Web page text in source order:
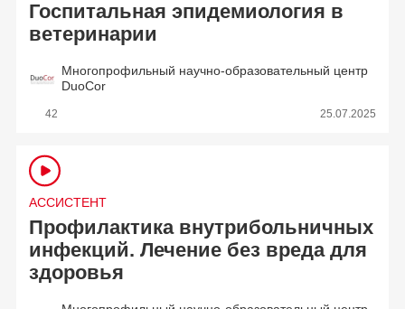
Госпитальная эпидемиология в
ветеринарии
Многопрофильный научно-образовательный центр
DuoCor
42 25.07.2025
АССИСТЕНТ
Профилактика внутрибольничных
инфекций. Лечение без вреда для
здоровья